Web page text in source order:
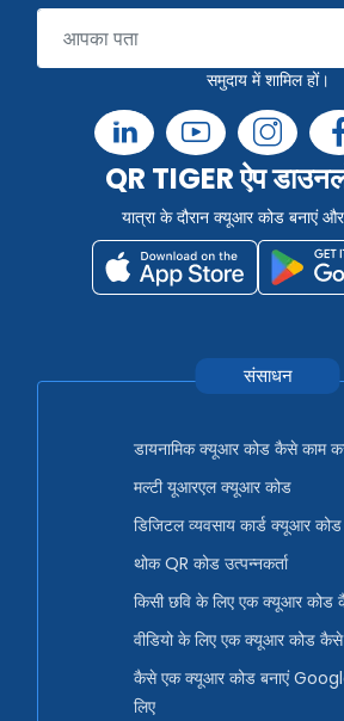
समुदाय में शामिल हों।
QR TIGER ऐप
यात्रा के दौरान क्यूआर कोड बनाएं
संसाधन
डायनामिक क्यूआर कोड कैसे काम
मल्टी यूआरएल क्यूआर कोड
डिजिटल व्यवसाय कार्ड क्यूआर कोड
थोक QR कोड उत्पन्नकर्ता
किसी छवि के लिए एक क्यूआर कोड
वीडियो के लिए एक क्यूआर कोड कैसे
कैसे एक क्यूआर कोड बनाएं
लिए